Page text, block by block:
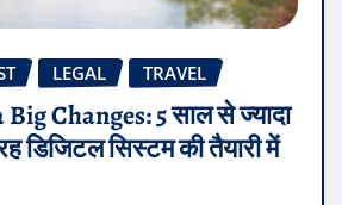
LEGAL TRAVEL
Changes: 5 साल से ज्यादा
डिजिटल सिस्टम की तैयारी में